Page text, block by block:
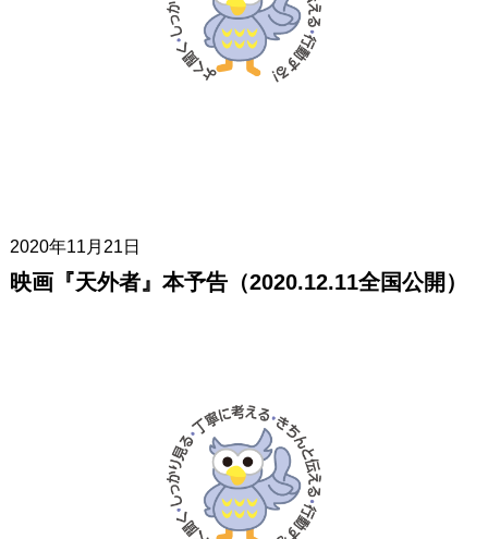
2020年11月21日
映画『天外者』本予告（2020.12.11全国公開）